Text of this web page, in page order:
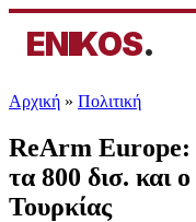
ENIKOS.
Αρχική » Πολιτική
ReArm
τα 800 δισ. και
Τουρκίας